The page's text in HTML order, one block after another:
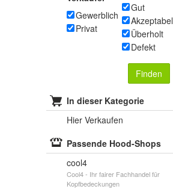
Gewerblich
Privat
Gut
Akzeptabel
Überholt
Defekt
Finden
In dieser Kategorie
Hier Verkaufen
Passende Hood-Shops
cool4
Cool4 - Ihr fairer Fachhandel für
Kopfbedeckungen